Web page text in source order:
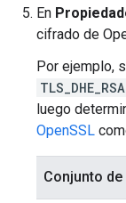
En
cifrado de
Por ejemplo,
luego
OpenSSL
Conjunto